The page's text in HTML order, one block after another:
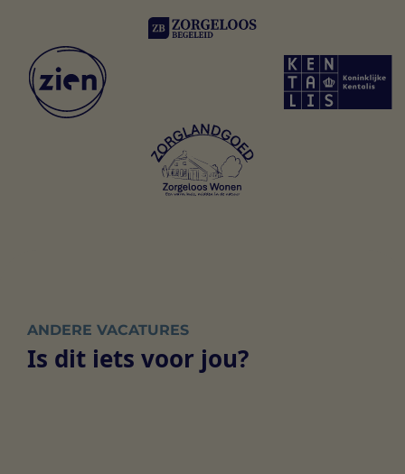
ANDERE VACATURES
Is dit iets voor jou?